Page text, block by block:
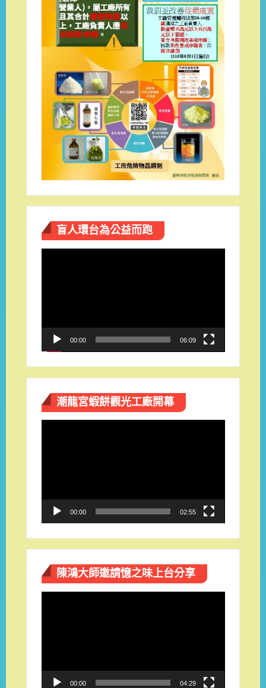
盲人環台​為公益而跑
00:00 06:09
潮龍宮蝦餅觀光工廠開幕
00:00 02:55
陳鴻大師邀請憶之味上台分享
00:00 04:29